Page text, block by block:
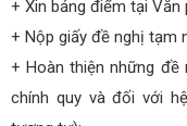
+ Xin bảng điểm tại
+ Nộp giấy đề nghị tạm
+ Hoàn thiện những
chính quy và đối với